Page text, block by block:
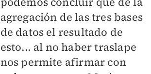
agregación de las tres bases
de datos el resultado de
esto... al no haber traslape
nos permite afirmar con